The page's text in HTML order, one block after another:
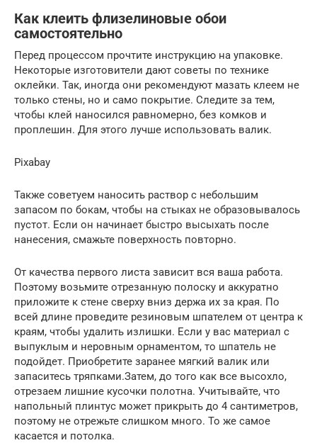
Как клеить флизелиновые обои
самостоятельно
Перед процессом прочтите инструкцию на упаковке.
Некоторые изготовители дают советы по технике
оклейки. Так, иногда они рекомендуют мазать клеем не
только стены, но и само покрытие. Следите за тем,
чтобы клей наносился равномерно, без комков и
проплешин. Для этого лучше использовать валик.
Pixabay
Также советуем наносить раствор с небольшим
запасом по бокам, чтобы на стыках не образовывалось
пустот. Если он начинает быстро высыхать после
нанесения, смажьте поверхность повторно.
От качества первого листа зависит вся ваша работа.
Поэтому возьмите отрезанную полоску и аккуратно
приложите к стене сверху вниз держа их за края. По
всей длине проведите резиновым шпателем от центра к
краям, чтобы удалить излишки. Если у вас материал с
выпуклым и неровным орнаментом, то шпатель не
подойдет. Приобретите заранее мягкий валик или
запаситесь тряпками.Затем, до того как все высохло,
отрезаем лишние кусочки полотна. Учитывайте, что
напольный плинтус может прикрыть до 4 сантиметров,
поэтому не отрежьте слишком много. То же самое
касается и потолка.